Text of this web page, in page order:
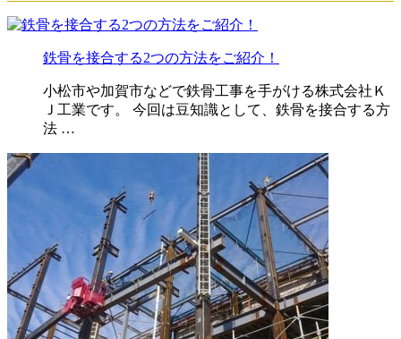
鉄骨を接合する2つの方法をご紹介！
小松市や加賀市などで鉄骨工事を手がける株式会社Ｋ
Ｊ工業です。 今回は豆知識として、鉄骨を接合する方
法 …